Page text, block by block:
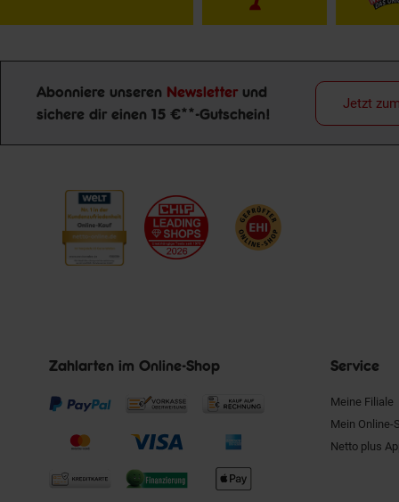
Newsletter Anmeldung
Abonniere unseren Newsletter und
sichere dir einen 15 €**-Gutschein!
Jetzt
Zahlarten im Online-Shop Service
Meine Filiale
Mein Online-
Netto plus